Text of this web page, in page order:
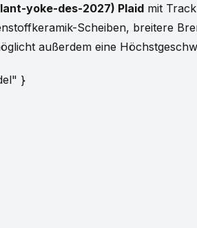
yoke-des-2027) Plaid mit
Scheiben, breitere
außerdem eine
}